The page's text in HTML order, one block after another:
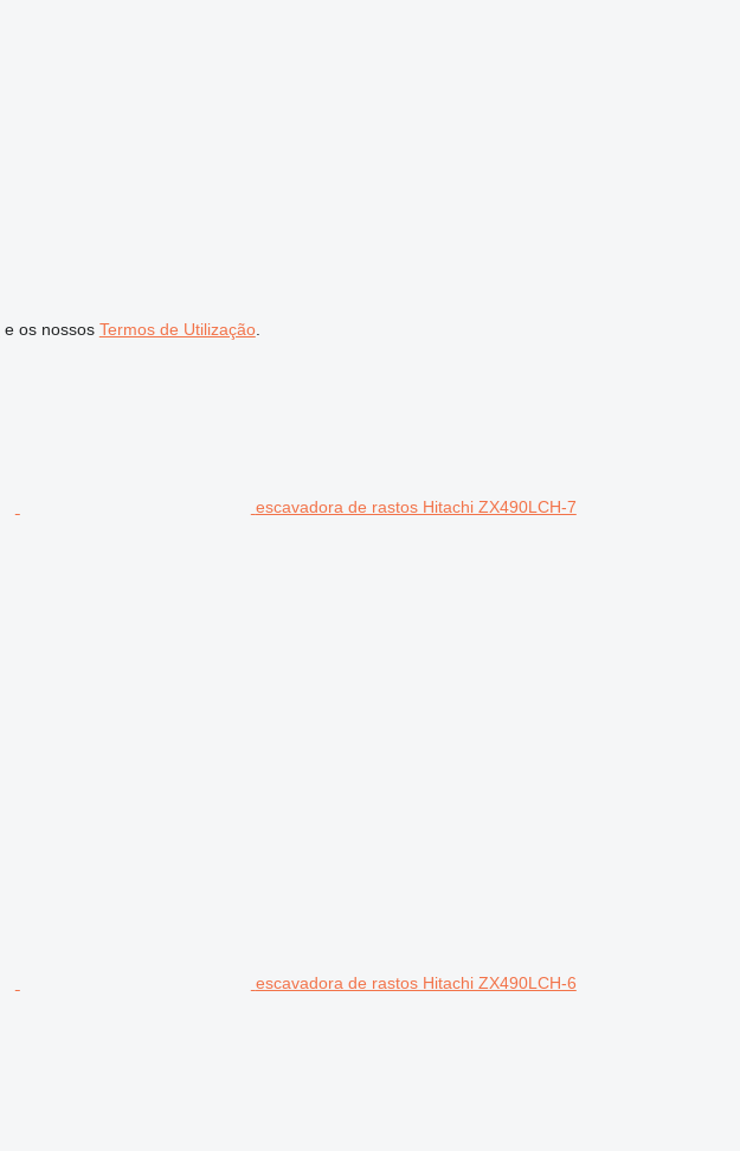
e os nossos Termos de Utilização.
escavadora de rastos Hitachi ZX490LCH-7
escavadora de rastos Hitachi ZX490LCH-6